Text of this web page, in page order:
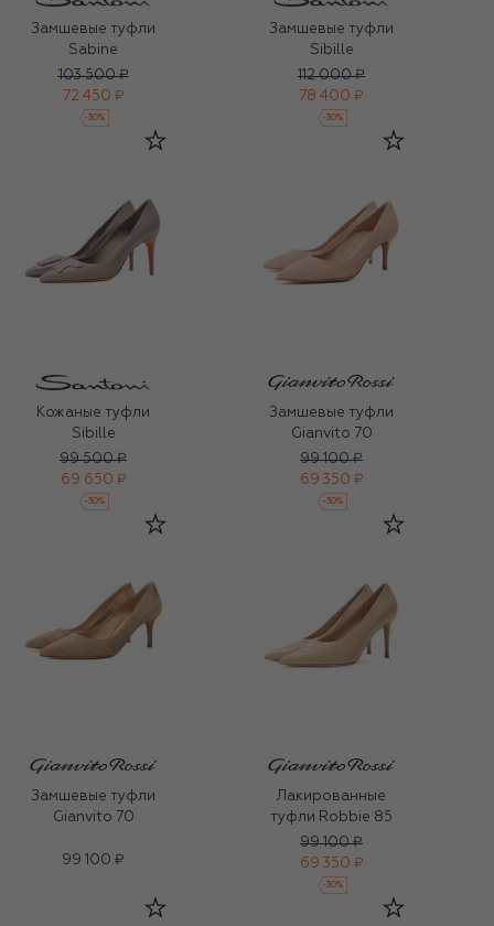
Замшевые туфли
Sabine
103 500 ₽
72 450 ₽
-30%
Замшевые туфли
Sibille
112 000 ₽
78 400 ₽
-30%
Кожаные туфли
Sibille
99 500 ₽
69 650 ₽
-30%
Замшевые туфли
Gianvito 70
99 100 ₽
69 350 ₽
-30%
Замшевые туфли
Gianvito 70
99 100 ₽
Лакированные
туфли Robbie 85
99 100 ₽
69 350 ₽
-30%